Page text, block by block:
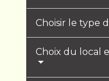
Choisir le type
Choix du local